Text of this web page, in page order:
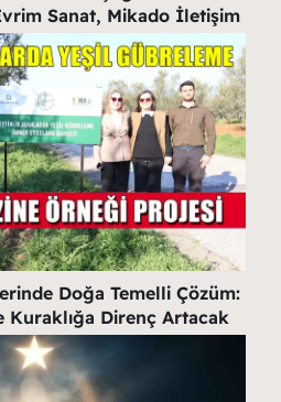
Sanat, Mikado İletişim
Doğa Temelli Çözüm:
Kuraklığa Direnç Artacak